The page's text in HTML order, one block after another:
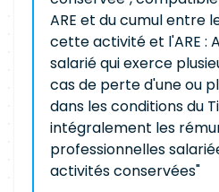
ARE et du cumul entre
cette activité et l'ARE :
salarié qui exerce
cas de perte d'une ou
dans les conditions du
intégralement les
professionnelles
activités conservées"